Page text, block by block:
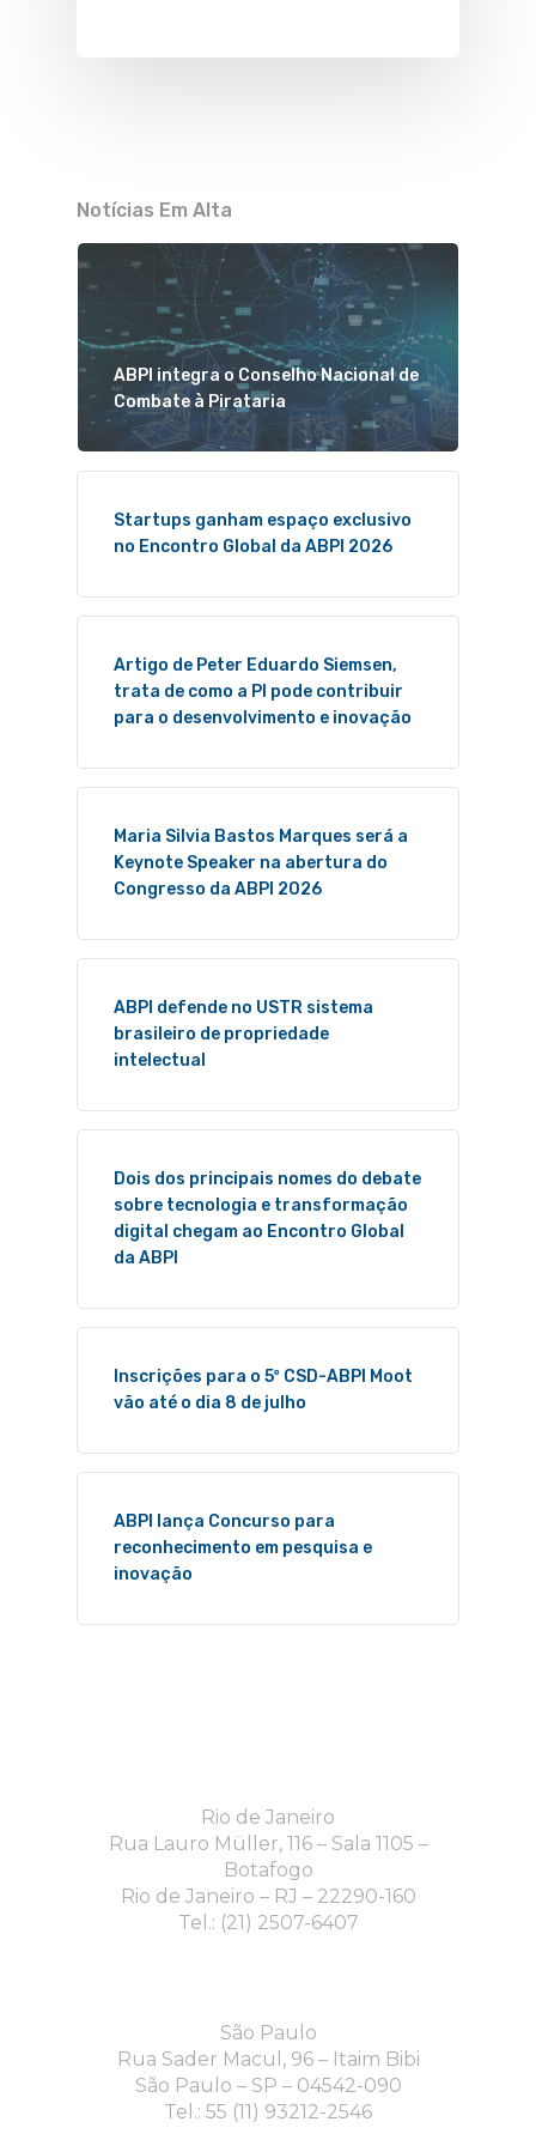
Notícias Em Alta
ABPI integra o Conselho Nacional de
Combate à Pirataria
Startups ganham espaço exclusivo
no Encontro Global da ABPI 2026
Artigo de Peter Eduardo Siemsen,
trata de como a PI pode contribuir
para o desenvolvimento e inovação
Maria Silvia Bastos Marques será a
Keynote Speaker na abertura do
Congresso da ABPI 2026
ABPI defende no USTR sistema
brasileiro de propriedade
intelectual
Dois dos principais nomes do debate
sobre tecnologia e transformação
digital chegam ao Encontro Global
da ABPI
Inscrições para o 5º CSD-ABPI Moot
vão até o dia 8 de julho
ABPI lança Concurso para
reconhecimento em pesquisa e
inovação
Rio de Janeiro
Rua Lauro Müller, 116 – Sala 1105 –
Botafogo
Rio de Janeiro – RJ – 22290-160
Tel.: (21) 2507-6407
São Paulo
Rua Sader Macul, 96 – Itaim Bibi
São Paulo – SP – 04542-090
Tel.: 55 (11) 93212-2546